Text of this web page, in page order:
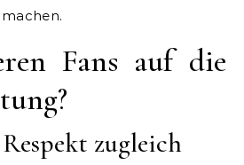
Fans auf die
zugleich